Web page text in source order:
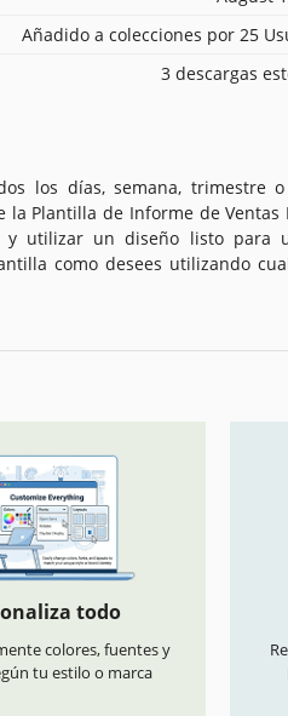
Añadido a colecciones por 25
3 descargas
los días, semana, trimestre o
la Plantilla de Informe de Ventas
y utilizar un diseño listo para
como desees utilizando
todo
colores, fuentes y
tu estilo o marca